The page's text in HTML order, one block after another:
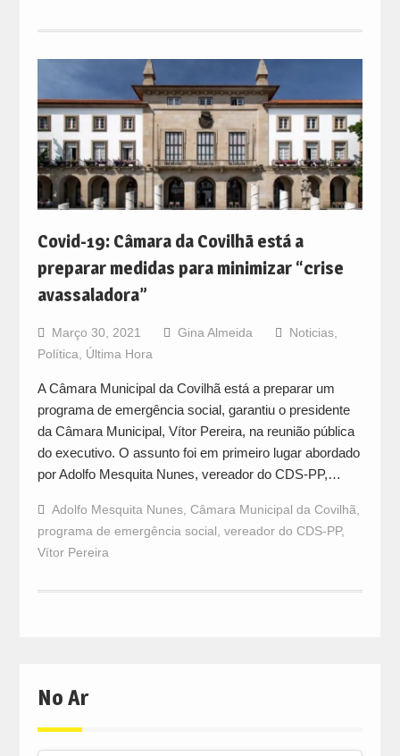
Covid-19: Câmara da Covilhã está a
preparar medidas para minimizar “crise
avassaladora”
Março 30, 2021 Gina Almeida Noticias,
Política, Última Hora
A Câmara Municipal da Covilhã está a preparar um
programa de emergência social, garantiu o presidente
da Câmara Municipal, Vítor Pereira, na reunião pública
do executivo. O assunto foi em primeiro lugar abordado
por Adolfo Mesquita Nunes, vereador do CDS-PP,…
Adolfo Mesquita Nunes, Câmara Municipal da Covilhã,
programa de emergência social, vereador do CDS-PP,
Vítor Pereira
No Ar